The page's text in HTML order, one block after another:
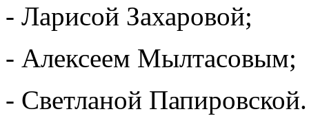
- Ларисой Захаровой;
- Алексеем Мылтасовым;
- Светланой Папировской.